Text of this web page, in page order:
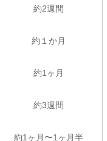
2週間
１か月
1ヶ月
3週間
ヶ月〜1ヶ月半